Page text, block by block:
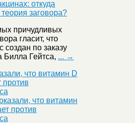
причудливых
гласит, что
создан по заказу
Билла Гейтса, ... →
что витамин D
против